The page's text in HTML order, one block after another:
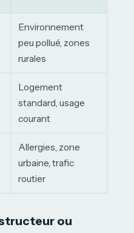
Environnement
peu pollué, zones
rurales
Logement
standard, usage
courant
Allergies, zone
urbaine, trafic
routier
ou